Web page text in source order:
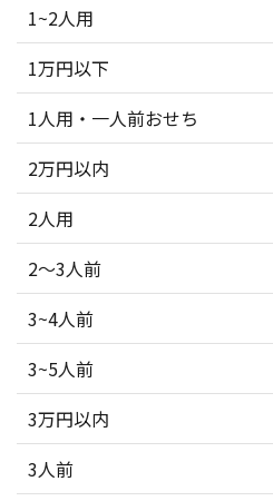
1~2人用
1万円以下
1人用・一人前おせち
2万円以内
2人用
2～3人前
3~4人前
3~5人前
3万円以内
3人前